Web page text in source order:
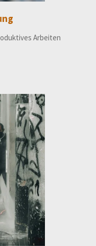
Arbeiten